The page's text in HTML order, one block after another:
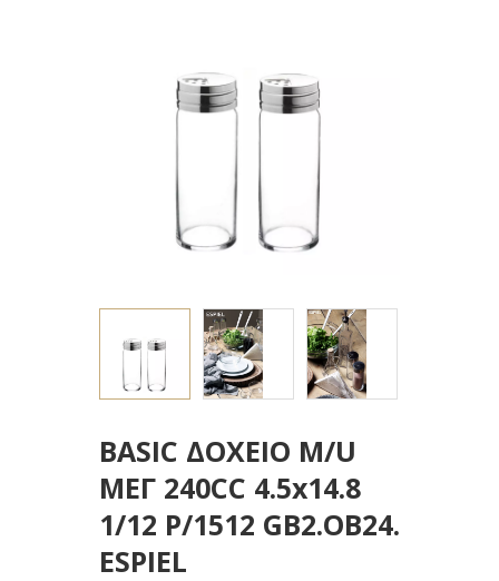
BASIC ΔΟΧΕΙΟ M/U
ΜΕΓ 240CC 4.5x14.8
1/12 P/1512 GB2.OB24.
ESPIEL